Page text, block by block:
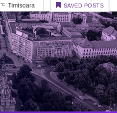
°C Timisoara SAVED POSTS